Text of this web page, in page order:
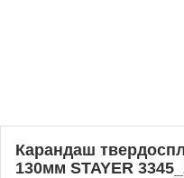
Карандаш
130мм STAYER